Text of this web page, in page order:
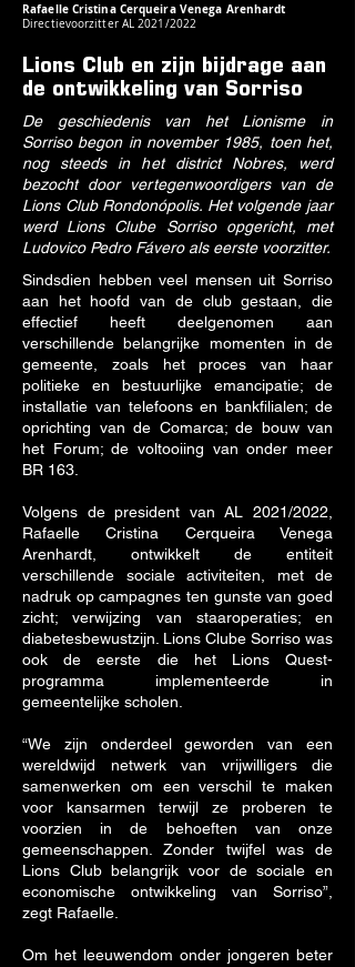
Rafaelle Cristina Cerqueira Venega Arenhardt
Directievoorzitter AL 2021/2022
Lions Club en zijn bijdrage aan
de ontwikkeling van Sorriso
De geschiedenis van het Lionisme in
Sorriso begon in november 1985, toen het,
nog steeds in het district Nobres, werd
bezocht door vertegenwoordigers van de
Lions Club Rondonópolis. Het volgende jaar
werd Lions Clube Sorriso opgericht, met
Ludovico Pedro Fávero als eerste voorzitter.
Sindsdien hebben veel mensen uit Sorriso
aan het hoofd van de club gestaan, die
effectief heeft deelgenomen aan
verschillende belangrijke momenten in de
gemeente, zoals het proces van haar
politieke en bestuurlijke emancipatie; de
installatie van telefoons en bankfilialen; de
oprichting van de Comarca; de bouw van
het Forum; de voltooiing van onder meer
BR 163.
Volgens de president van AL 2021/2022,
Rafaelle Cristina Cerqueira Venega
Arenhardt, ontwikkelt de entiteit
verschillende sociale activiteiten, met de
nadruk op campagnes ten gunste van goed
zicht; verwijzing van staaroperaties; en
diabetesbewustzijn. Lions Clube Sorriso was
ook de eerste die het Lions Quest-
programma implementeerde in
gemeentelijke scholen.
“We zijn onderdeel geworden van een
wereldwijd netwerk van vrijwilligers die
samenwerken om een verschil te maken
voor kansarmen terwijl ze proberen te
voorzien in de behoeften van onze
gemeenschappen. Zonder twijfel was de
Lions Club belangrijk voor de sociale en
economische ontwikkeling van Sorriso”,
zegt Rafaelle.
Om het leeuwendom onder jongeren beter